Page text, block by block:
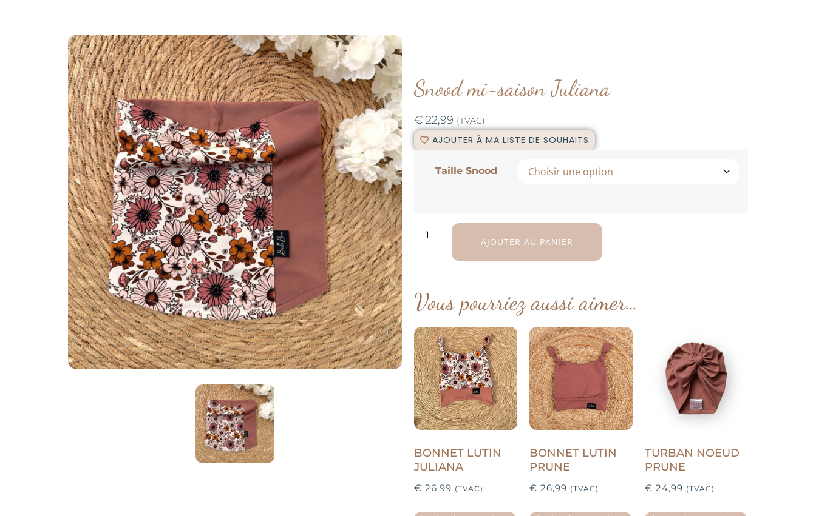
Snood mi-saison Juliana
€ 22,99 (TVAC)
AJOUTER À MA LISTE DE SOUHAITS
Taille Snood
AJOUTER AU PANIER
Vous pourriez aussi aimer…
BONNET LUTIN
JULIANA
€ 26,99 (TVAC)
BONNET LUTIN
PRUNE
€ 26,99 (TVAC)
TURBAN NOEUD
PRUNE
€ 24,99 (TVAC)